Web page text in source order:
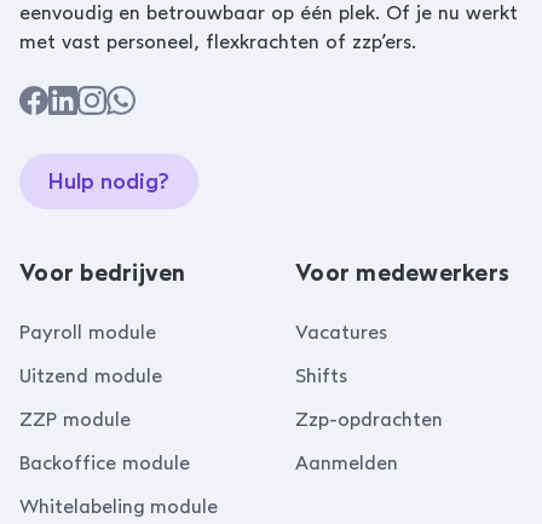
eenvoudig en betrouwbaar op één plek. Of je nu werkt
met vast personeel, flexkrachten of zzp’ers.
Hulp nodig?
Voor bedrijven
Payroll module
Uitzend module
ZZP module
Backoffice module
Whitelabeling module
Voor medewerkers
Vacatures
Shifts
Zzp-opdrachten
Aanmelden